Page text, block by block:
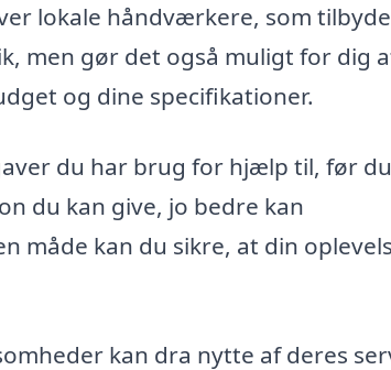
lokale håndværkere, som
men gør det også muligt for dig
og dine specifikationer.
du har brug for hjælp til, før du
du kan give, jo bedre kan
måde kan du sikre, at din
kan dra nytte af deres